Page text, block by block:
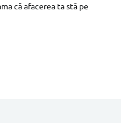
că afacerea ta stă pe